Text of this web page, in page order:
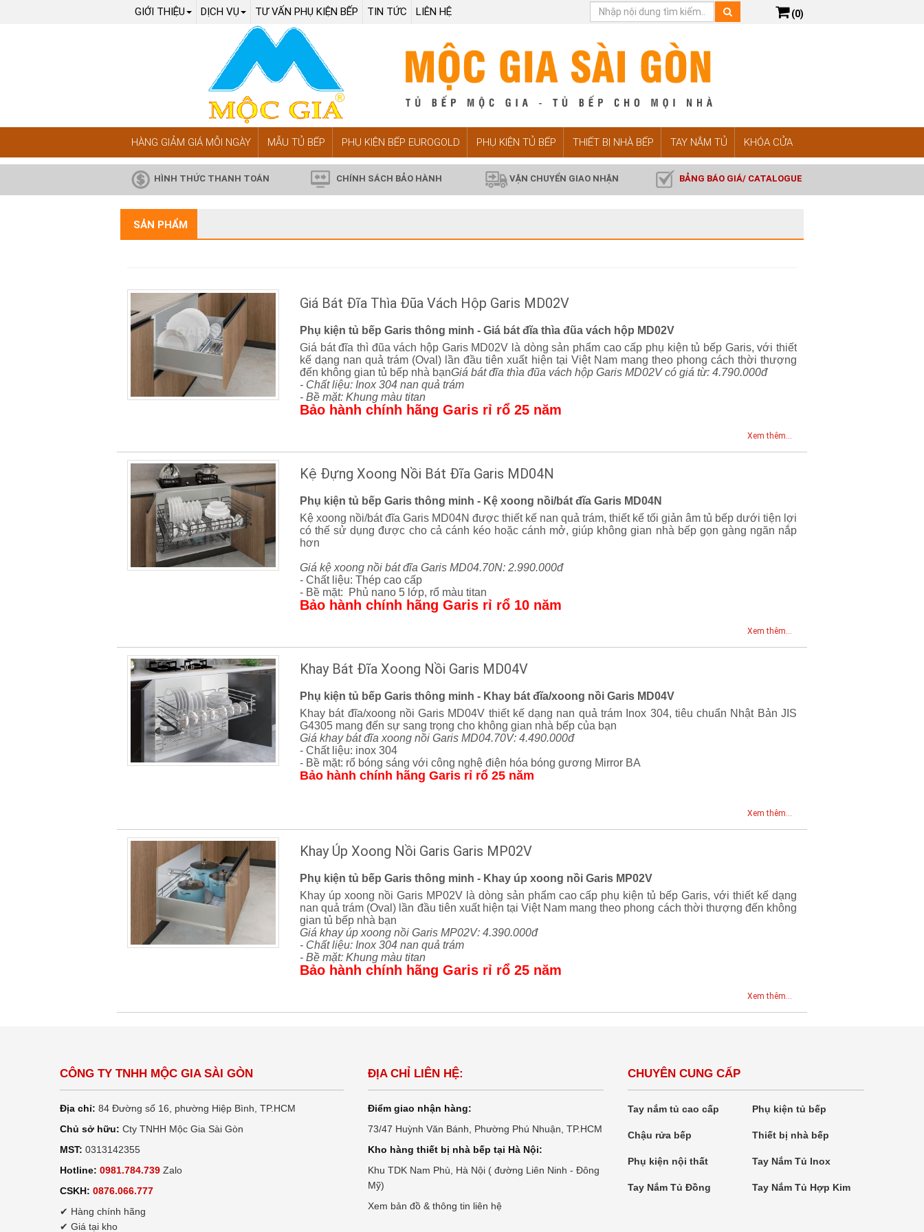
GIỚI THIỆU DỊCH VỤ TƯ VẤN PHỤ KIỆN BẾP TIN TỨC LIÊN HỆ (0)
HÀNG GIẢM GIÁ MỖI NGÀY MẪU TỦ BẾP PHỤ KIỆN BẾP EUROGOLD PHỤ KIỆN TỦ BẾP THIẾT BỊ NHÀ BẾP TAY NẮM TỦ KHÓA CỬA
HÌNH THỨC THANH TOÁN CHÍNH SÁCH BẢO HÀNH VẬN CHUYỂN GIAO NHẬN BẢNG BÁO GIÁ/ CATALOGUE
SẢN PHẨM
Giá Bát Đĩa Thìa Đũa Vách Hộp Garis MD02V
Phụ kiện tủ bếp Garis thông minh - Giá bát đĩa thìa đũa vách hộp MD02V
Giá bát đĩa thì đũa vách hộp Garis MD02V là dòng sản phẩm cao cấp phụ kiện tủ bếp Garis, với thiết
kế dạng nan quả trám (Oval) lần đầu tiên xuất hiện tại Việt Nam mang theo phong cách thời thượng
đến không gian tủ bếp nhà bạnGiá bát đĩa thìa đũa vách hộp Garis MD02V có giá từ: 4.790.000đ
- Chất liệu: Inox 304 nan quả trám
- Bề mặt: Khung màu titan
Bảo hành chính hãng Garis rỉ rổ 25 năm
Xem thêm...
Kệ Đựng Xoong Nồi Bát Đĩa Garis MD04N
Phụ kiện tủ bếp Garis thông minh - Kệ xoong nồi/bát đĩa Garis MD04N
Kệ xoong nồi/bát đĩa Garis MD04N được thiết kế nan quả trám, thiết kế tối giản âm tủ bếp dưới tiện lợi
có thế sử dụng được cho cả cánh kéo hoặc cánh mở, giúp không gian nhà bếp gọn gàng ngăn nắp
hơn
Giá kệ xoong nồi bát đĩa Garis MD04.70N: 2.990.000đ
- Chất liệu: Thép cao cấp
- Bề mặt: Phủ nano 5 lớp, rổ màu titan
Bảo hành chính hãng Garis rỉ rổ 10 năm
Xem thêm...
Khay Bát Đĩa Xoong Nồi Garis MD04V
Phụ kiện tủ bếp Garis thông minh - Khay bát đĩa/xoong nồi Garis MD04V
Khay bát đĩa/xoong nồi Garis MD04V thiết kế dạng nan quả trám Inox 304, tiêu chuẩn Nhật Bản JIS
G4305 mang đến sự sang trọng cho không gian nhà bếp của bạn
Giá khay bát đĩa xoong nồi Garis MD04.70V: 4.490.000đ
- Chất liệu: inox 304
- Bề mặt: rổ bóng sáng với công nghệ điện hóa bóng gương Mirror BA
Bảo hành chính hãng Garis rỉ rổ 25 năm
Xem thêm...
Khay Úp Xoong Nồi Garis Garis MP02V
Phụ kiện tủ bếp Garis thông minh - Khay úp xoong nồi Garis MP02V
Khay úp xoong nồi Garis MP02V là dòng sản phẩm cao cấp phụ kiện tủ bếp Garis, với thiết kế dạng
nan quả trám (Oval) lần đầu tiên xuất hiện tại Việt Nam mang theo phong cách thời thượng đến không
gian tủ bếp nhà bạn
Giá khay úp xoong nồi Garis MP02V: 4.390.000đ
- Chất liệu: Inox 304 nan quả trám
- Bề mặt: Khung màu titan
Bảo hành chính hãng Garis rỉ rổ 25 năm
Xem thêm...
CÔNG TY TNHH MỘC GIA SÀI GÒN
Địa chỉ: 84 Đường số 16, phường Hiệp Bình, TP.HCM
Chủ sở hữu: Cty TNHH Mộc Gia Sài Gòn
MST: 0313142355
Hotline: 0981.784.739 Zalo
CSKH: 0876.066.777
✔ Hàng chính hãng
✔ Giá tại kho
ĐỊA CHỈ LIÊN HỆ:
Điểm giao nhận hàng:
73/47 Huỳnh Văn Bánh, Phường Phú Nhuận, TP.HCM
Kho hàng thiết bị nhà bếp tại Hà Nội:
Khu TDK Nam Phù, Hà Nội ( đường Liên Ninh - Đông
Mỹ)
Xem bản đồ & thông tin liên hệ
CHUYÊN CUNG CẤP
Tay nắm tủ cao cấp Phụ kiện tủ bếp
Chậu rửa bếp Thiết bị nhà bếp
Phụ kiện nội thất Tay Nắm Tủ Inox
Tay Nắm Tủ Đồng Tay Nắm Tủ Hợp Kim